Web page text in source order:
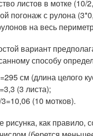
листов в мотке (10/
погонаж с рулона
на весь
вариант
способу
см (длина целого
(3 листа);
(10 мотков).
как правило,